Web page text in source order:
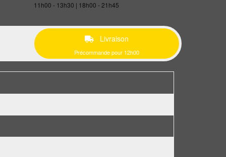
11h00 - 13h30 | 18h00 - 21h45
Livraison
Précommande pour 12h00